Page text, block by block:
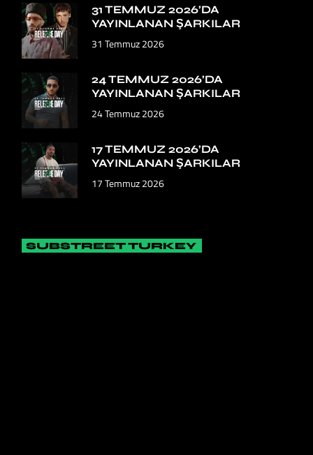
31 TEMMUZ 2026’DA
YAYINLANAN ŞARKILAR
31 Temmuz 2026
24 TEMMUZ 2026’DA
YAYINLANAN ŞARKILAR
24 Temmuz 2026
17 TEMMUZ 2026’DA
YAYINLANAN ŞARKILAR
17 Temmuz 2026
SUBSTREET TURKEY